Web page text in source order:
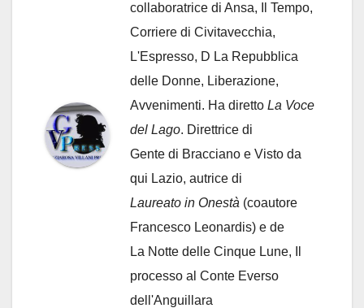
collaboratrice di Ansa, Il Tempo,
Corriere di Civitavecchia,
L'Espresso, D La Repubblica
delle Donne, Liberazione,
Avvenimenti. Ha diretto La Voce
del Lago. Direttrice di
Gente di Bracciano e Visto da
qui Lazio, autrice di
Laureato in Onestà (coautore
Francesco Leonardis) e de
La Notte delle Cinque Lune, Il
processo al Conte Everso
dell'Anguillara